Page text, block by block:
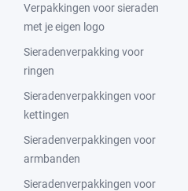
Verpakkingen voor sieraden
met je eigen logo
Sieradenverpakking voor
ringen
Sieradenverpakkingen voor
kettingen
Sieradenverpakkingen voor
armbanden
Sieradenverpakkingen voor